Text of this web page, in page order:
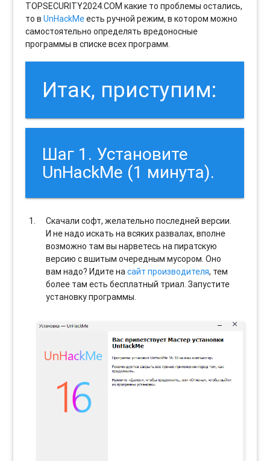
TOPSECURITY2024.COM какие то проблемы остались,
то вUnHackMeесть ручной режим, в котором можно
самостоятельно определять вредоносные
программы в списке всех программ.
Итак, приступим:
Шаг 1. Установите
UnHackMe (1 минута).
Скачали софт, желательно последней версии.
И не надо искать на всяких развалах, вполне
возможно там вы нарветесь на пиратскую
версию с вшитым очередным мусором. Оно
вам надо? Идите насайт производителя, тем
более там есть бесплатный триал. Запустите
установку программы.